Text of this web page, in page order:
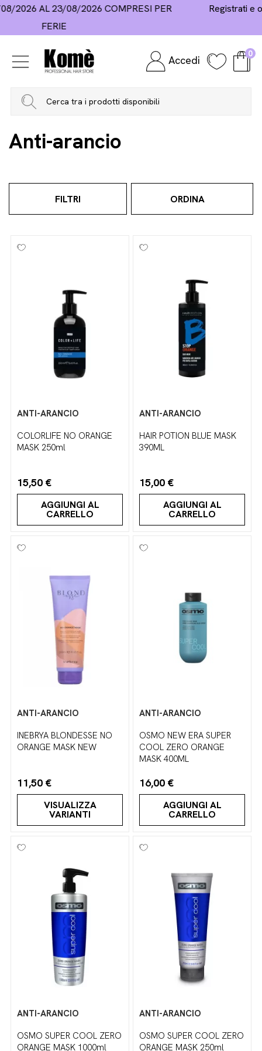
Registrati e ottieni il 10% di sconto sul primo acquisto
Accedi 0
Home Hair Care Maschere
Anti-arancio
FILTRI ORDINA
ANTI-ARANCIO
COLORLIFE NO ORANGE
MASK 250ml
15,50 €
AGGIUNGI AL
CARRELLO
ANTI-ARANCIO
HAIR POTION BLUE MASK
390ML
15,00 €
AGGIUNGI AL
CARRELLO
ANTI-ARANCIO
INEBRYA BLONDESSE NO
ORANGE MASK NEW
11,50 €
VISUALIZZA
VARIANTI
ANTI-ARANCIO
OSMO NEW ERA SUPER
COOL ZERO ORANGE
MASK 400ML
16,00 €
AGGIUNGI AL
CARRELLO
ANTI-ARANCIO
OSMO SUPER COOL ZERO
ORANGE MASK 1000ml
ANTI-ARANCIO
OSMO SUPER COOL ZERO
ORANGE MASK 250ml